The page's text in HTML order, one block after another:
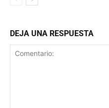
DEJA UNA RESPUESTA